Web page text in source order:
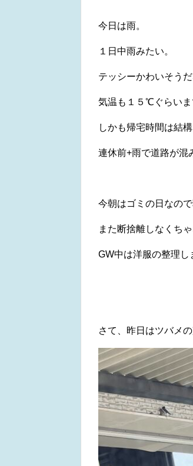
今日は雨。
１日中雨みたい。
テッシーかわいそう
気温も１５℃ぐらいま
しかも帰宅時間は結構
連休前+雨で道路が混
今朝はゴミの日なの
また断捨離しなくちゃ
GW中は洋服の整理し
さて、昨日はツバメ